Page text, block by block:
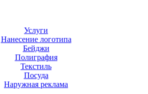
Услуги
Нанесение логотипа
Бейджи
Полиграфия
Текстиль
Посуда
Наружная реклама